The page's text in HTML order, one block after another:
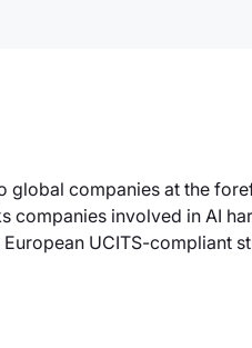
companies at the
involved in AI
UCITS-compliant